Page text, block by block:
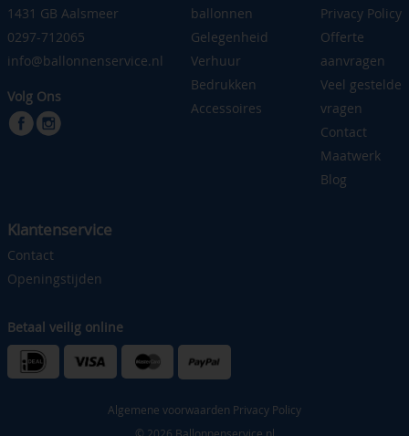
1431 GB Aalsmeer
0297-712065
info@ballonnenservice.nl
Volg Ons
ballonnen
Gelegenheid
Verhuur
Bedrukken
Accessoires
Privacy Policy
Offerte
aanvragen
Veel gestelde
vragen
Contact
Maatwerk
Blog
Klantenservice
Contact
Openingstijden
Betaal veilig online
Algemene voorwaarden Privacy Policy
© 2026 Ballonnenservice.nl